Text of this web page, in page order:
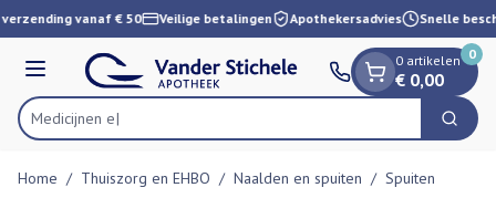
Ga naar de inhoud
1 van 1vanaf € 50 Veilige betalingen Apothekersadvies Snelle
Menu
Product, merk, categorie... Zoek
0 artikelen
€ 0,00
0
Home / Thuiszorg en EHBO / Naalden en spuiten / Spuiten